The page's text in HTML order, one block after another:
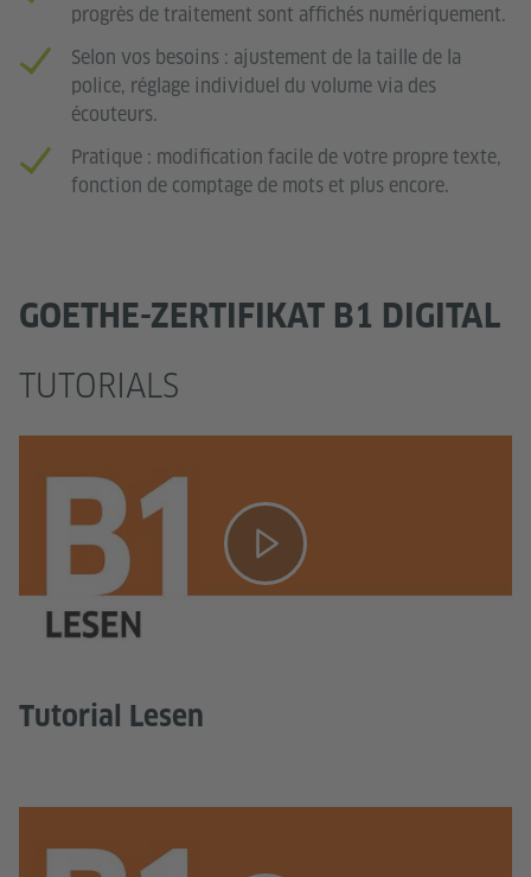
progrès de traitement sont affichés numériquement.
Selon vos besoins : ajustement de la taille de la
police, réglage individuel du volume via des
écouteurs.
Pratique : modification facile de votre propre texte,
fonction de comptage de mots et plus encore.
GOETHE-ZERTIFIKAT B1 DIGITAL
TUTORIALS
Tutorial Lesen